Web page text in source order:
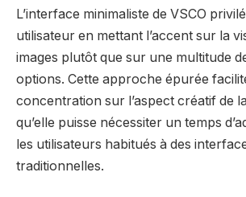
L’interface minimaliste de VSCO
utilisateur en mettant l’accent sur la
images plutôt que sur une multitude
options. Cette approche épurée
concentration sur l’aspect créatif de
qu’elle puisse nécessiter un temps
les utilisateurs habitués à des
traditionnelles.